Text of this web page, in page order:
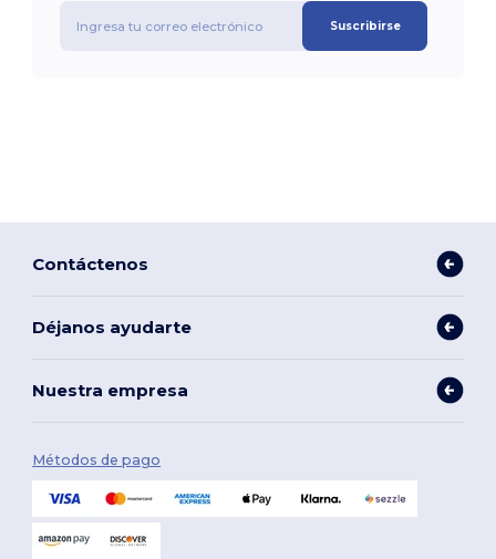
Suscribirse
Contáctenos
Déjanos ayudarte
Nuestra empresa
Métodos de pago